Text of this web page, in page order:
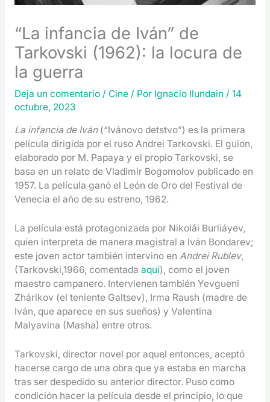
“La infancia de Iván” de
Tarkovski (1962): la locura de
la guerra
Deja un comentario / Cine/ Por Ignacio Ilundain / 14
octubre, 2023
La infancia de Iván(“Ivánovo detstvo”) es la primera
película dirigida por el ruso Andrei Tarkovski. El guion,
elaborado por M. Papaya y el propio Tarkovski, se
basa en un relato de Vladimir Bogomolov publicado en
1957. La película ganó el León de Oro del Festival de
Venecia el año de su estreno, 1962.
La película está protagonizada por Nikolái Burliáyev,
quien interpreta de manera magistral a Iván Bondarev;
este joven actor también intervino en Andrei Rublev,
(Tarkovski,1966, comentada aquí), como el joven
maestro campanero. Intervienen también Yevgueni
Zhárikov (el teniente Galtsev), Irma Raush (madre de
Iván, que aparece en sus sueños) y Valentina
Malyavina (Masha) entre otros.
Tarkovski, director novel por aquel entonces, aceptó
hacerse cargo de una obra que ya estaba en marcha
tras ser despedido su anterior director. Puso como
condición hacer la película desde el principio, lo que